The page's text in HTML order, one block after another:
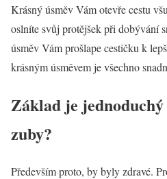
Krásný úsměv Vám otevře cestu
oslníte svůj protějšek při dobývání
úsměv Vám prošlape cestičku k
krásným úsměvem je všechno
Základ je
zuby?
Především proto, by byly zdravé.